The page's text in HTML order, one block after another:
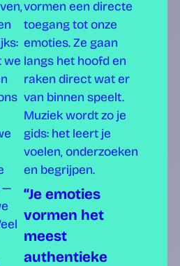
we
—
vormen een directe
toegang tot onze
emoties. Ze gaan
langs het hoofd en
raken direct wat er
van binnen speelt.
Muziek wordt zo je
gids: het leert je
voelen, onderzoeken
en begrijpen.
“Je emoties
vormen het
meest
authentieke